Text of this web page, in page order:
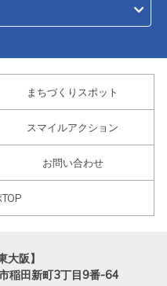
まちづくりスポット
スマイルアクション
お問い合わせ
大阪】
稲田新町3丁目9番-64